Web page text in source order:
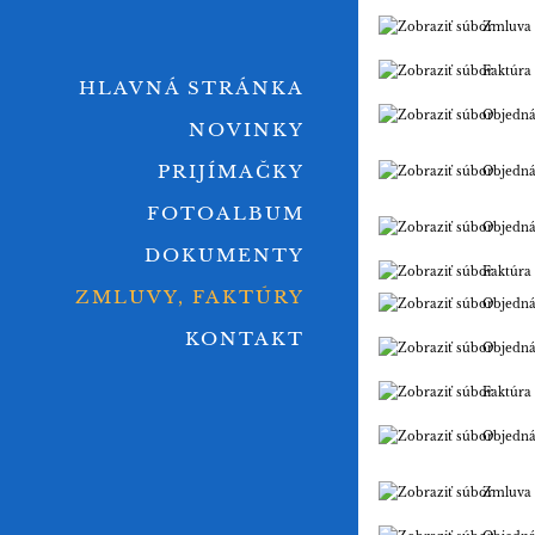
HLAVNÁ STRÁNKA
NOVINKY
PRIJÍMAČKY
FOTOALBUM
DOKUMENTY
ZMLUVY, FAKTÚRY
KONTAKT
Zmluva
Faktúra
Faktúra
Faktúra
Zmluva